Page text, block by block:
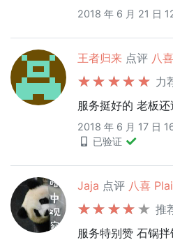
2018 年 6 月 21 日
王者归来 点评 八
力
服务挺好的 老板
2018 年 6 月 17 日
已验证
Jaja 点评 八喜
推
服务特别赞 石锅